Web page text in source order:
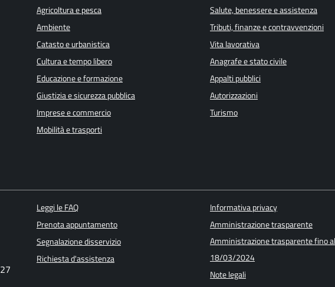
Agricoltura e pesca
Ambiente
Catasto e urbanistica
Cultura e tempo libero
Educazione e formazione
Giustizia e sicurezza pubblica
Imprese e commercio
Mobilità e trasporti
Salute, benessere e assistenza
Tributi, finanze e contravvenzioni
Vita lavorativa
Anagrafe e stato civile
Appalti pubblici
Autorizzazioni
Turismo
Leggi le FAQ
Prenota appuntamento
Segnalazione disservizio
Richiesta d'assistenza
Informativa privacy
Amministrazione trasparente
Amministrazione trasparente fino al
18/03/2024
Note legali